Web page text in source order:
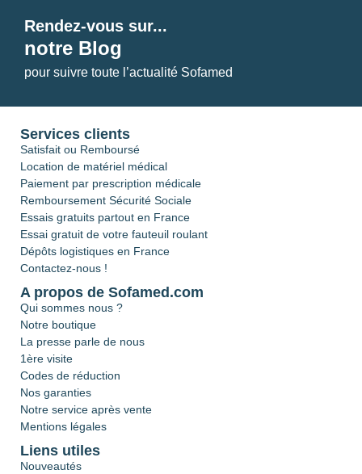
Rendez-vous sur...
notre Blog
pour suivre toute l’actualité Sofamed
Services clients
Satisfait ou Remboursé
Location de matériel médical
Paiement par prescription médicale
Remboursement Sécurité Sociale
Essais gratuits partout en France
Essai gratuit de votre fauteuil roulant
Dépôts logistiques en France
Contactez-nous !
A propos de Sofamed.com
Qui sommes nous ?
Notre boutique
La presse parle de nous
1ère visite
Codes de réduction
Nos garanties
Notre service après vente
Mentions légales
Liens utiles
Nouveautés